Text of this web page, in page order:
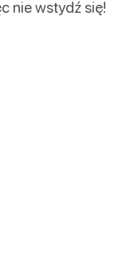
nie wstydź się!